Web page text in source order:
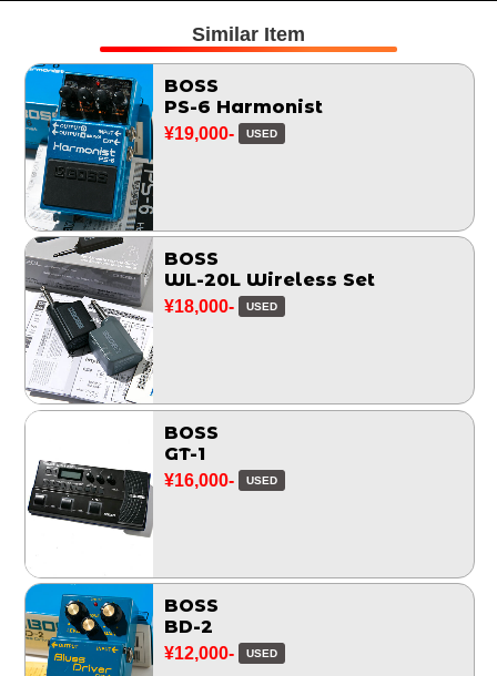
Similar Item
BOSS
PS-6 Harmonist
¥19,000- USED
BOSS
WL-20L Wireless Set
¥18,000- USED
BOSS
GT-1
¥16,000- USED
BOSS
BD-2
¥12,000- USED